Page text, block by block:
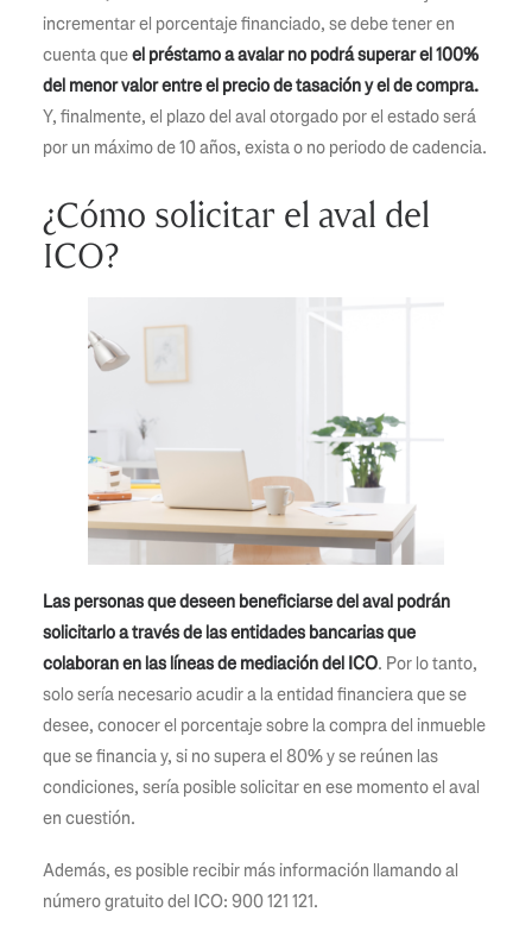
incrementar el porcentaje financiado, se debe tener en
cuenta queel préstamo a avalar no podrá superar el 100%
del menor valor entre el precio de tasación y el de compra.
Y, finalmente, el plazo del aval otorgado por el estado será
por un máximo de 10 años, exista o no periodo de cadencia.
¿Cómo solicitar el aval del
ICO?
Las personas que deseen beneficiarse del aval podrán
solicitarlo a través de las entidades bancarias que
colaboran en las líneas de mediación del ICO. Por lo tanto,
solo sería necesario acudir a la entidad financiera que se
desee, conocer el porcentaje sobre la compra del inmueble
que se financia y, si no supera el 80% y se reúnen las
condiciones, sería posible solicitar en ese momento el aval
en cuestión.
Además, es posible recibir más información llamando al
número gratuito del ICO: 900 121 121.